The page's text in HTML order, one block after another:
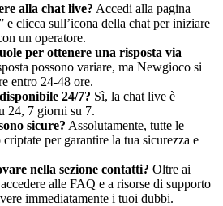
alla chat live? Accedi alla pagina
e clicca sull’icona della chat per iniziare
un operatore.
per ottenere una risposta via
possono variare, ma Newgioco si
entro 24-48 ore.
24/7? Sì, la chat live è
24, 7 giorni su 7.
sicure? Assolutamente, tutte le
per garantire la tua sicurezza e
nella sezione contatti? Oltre ai
alle FAQ e a risorse di supporto
immediatamente i tuoi dubbi.